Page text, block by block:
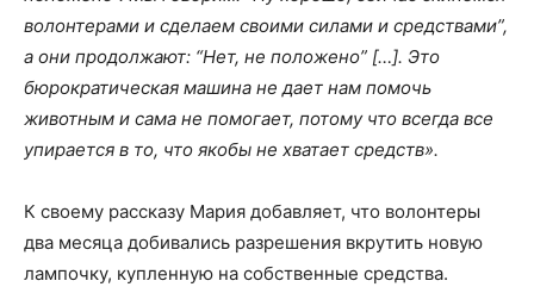
волонтерами и сделаем своими силами и средствами”,
а они продолжают: “Нет, не положено” […]. Это
бюрократическая машина не дает нам помочь
животным и сама не помогает, потому что всегда все
упирается в то, что якобы не хватает средств».
К своему рассказу Мария добавляет, что волонтеры
два месяца добивались разрешения вкрутить новую
лампочку, купленную на собственные средства.